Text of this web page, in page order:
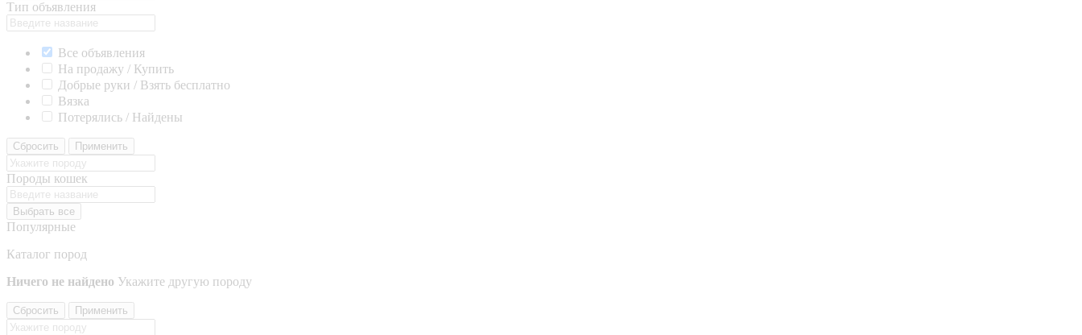
Тип объявления
Все объявления
На продажу / Купить
Добрые руки / Взять бесплатно
Вязка
Потерялись / Найдены
Сбросить Применить
Породы кошек
Выбрать все
Популярные
Каталог пород
Ничего не найдено Укажите другую породу
Сбросить Применить